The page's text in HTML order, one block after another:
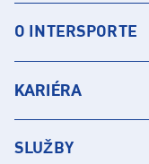
O INTERSPORTE
KARIÉRA
SLUŽBY